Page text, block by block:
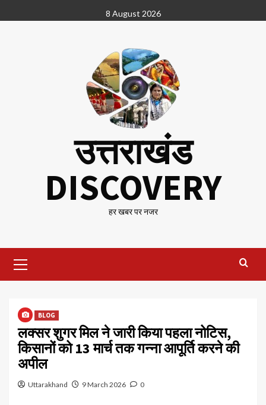
to
8 August 2026
उत्तराखंड
DISCOVERY
हर खबर पर नजर
Menu
BLOG
लक्सर शुगर मिल ने जारी किया पहला नोटिस,
किसानों को 13 मार्च तक गन्ना आपूर्ति करने की
अपील
Uttarakhand 9 March 2026 0